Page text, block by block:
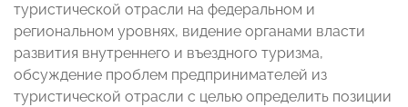
туристической отрасли на федеральном и
региональном уровнях, видение органами власти
развития внутреннего и въездного туризма,
обсуждение проблем предпринимателей из
туристической отрасли с целью определить позиции